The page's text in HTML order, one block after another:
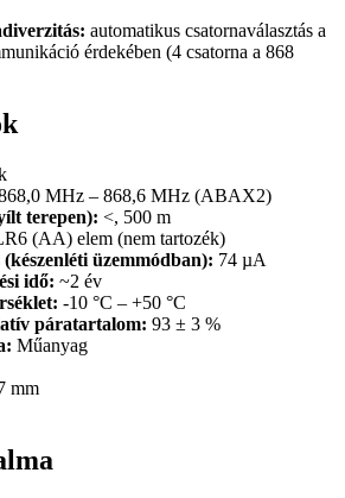
automatikus csatornaválasztás a
érdekében (4 csatorna a 868
MHz – 868,6 MHz (ABAX2)
terepen): <, 500 m
(AA) elem (nem tartozék)
üzemmódban): 74 µA
idő: ~2 év
-10 °C – +50 °C
páratartalom: 93 ± 3 %
Műanyag
mm